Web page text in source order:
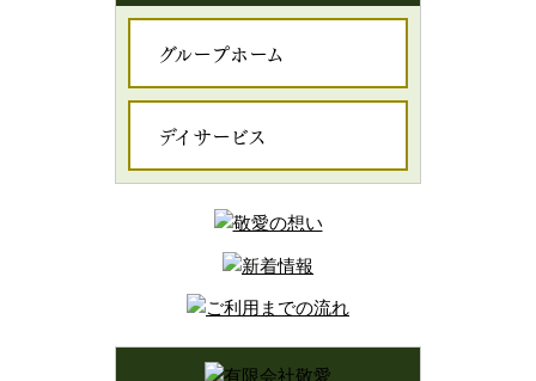
グループホーム
デイサービス